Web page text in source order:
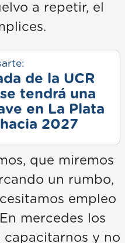
a repetir, el
de la UCR
tendrá una
en La Plata
2027
que miremos
un rumbo,
empleo
mercedes los
capacitarnos y no